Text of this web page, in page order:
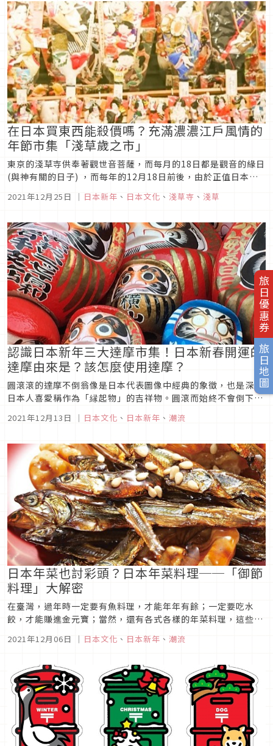
旅日優惠券
旅日地圖
圖片...
在日本買東西能殺價嗎？充滿濃濃江戶風情的
年節市集「淺草歲之市」
東京的淺草寺供奉著觀世音菩薩，而每月的18日都是觀音的緣日
(與神有關的日子) ，而每年的12月18日前後，由於正值日本的
年末，來此參拜、販售新年用品的攤位也多，漸漸形成了所謂的
「歲之市」，自江戶時代起，每年的12月17~19日就會在此舉辦
2021年12月25日 ｜ 日本新年 、 日本文化 、 淺草寺 、 淺草
認識日本新年三大達摩市集！日本新春開運的
達摩由來是？該怎麼使用達摩？
圓滾滾的達摩不倒翁像是日本代表圖像中經典的象徵，也是深受
日本人喜愛稱作為「縁起物」的吉祥物。圓滾而始終不會倒下的
不倒翁，被賦予了永不倒下、永不言敗的寓意，在寺廟、商店餐
廳和家中等地都能見到日本人擺放著各式大小的達摩不倒翁像。
2021年12月13日 ｜ 日本文化 、 日本新年 、 潮流
日本年菜也討彩頭？日本年菜料理──「御節
料理」大解密
在臺灣，過年時一定要有魚料理，才能年年有餘；一定要吃水
餃，才能賺進金元寶；當然，還有各式各樣的年菜料理，這些料
理都包含著一個國家的文化及風俗。那麼，在日本，又有哪些料
理是過年時一定要吃的，這些料理又有什麼含義呢？最近也年關
2021年12月06日 ｜ 日本文化 、 日本新年 、 潮流